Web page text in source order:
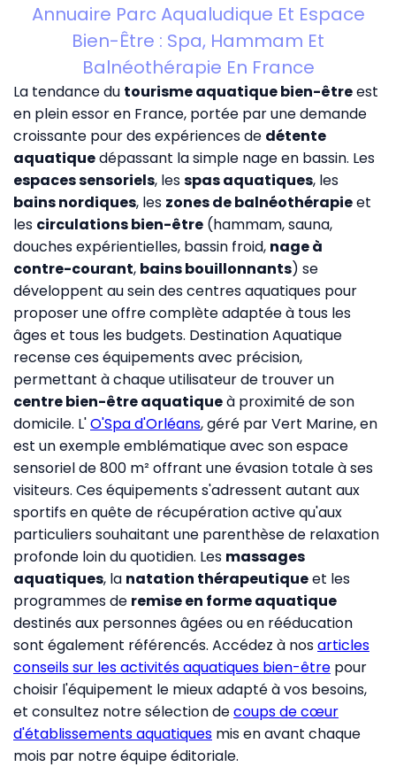
Annuaire Parc Aqualudique Et Espace
Bien-Être : Spa, Hammam Et
Balnéothérapie En France
La tendance du tourisme aquatique bien-êtreest
en plein essor en France, portée par une demande
croissante pour des expériences de détente
aquatiquedépassant la simple nage en bassin. Les
espaces sensoriels, lesspas aquatiques, les
bains nordiques, les zones de balnéothérapieet
les circulations bien-être (hammam, sauna,
douches expérientielles, bassin froid, nage à
contre-courant, bains bouillonnants) se
développent au sein des centres aquatiques pour
proposer une offre complète adaptée à tous les
âges et tous les budgets. Destination Aquatique
recense ces équipements avec précision,
permettant à chaque utilisateur de trouver un
centre bien-être aquatiqueà proximité de son
domicile. L'O'Spa d'Orléans, géré par Vert Marine, en
est un exemple emblématique avec son espace
sensoriel de 800 m² offrant une évasion totale à ses
visiteurs. Ces équipements s'adressent autant aux
sportifs en quête de récupération active qu'aux
particuliers souhaitant une parenthèse de relaxation
profonde loin du quotidien. Les massages
aquatiques, la natation thérapeutiqueet les
programmes de remise en forme aquatique
destinés aux personnes âgées ou en rééducation
sont également référencés. Accédez à nosarticles
conseils sur les activités aquatiques bien-être pour
choisir l'équipement le mieux adapté à vos besoins,
et consultez notre sélection decoups de cœur
d'établissements aquatiques mis en avant chaque
mois par notre équipe éditoriale.